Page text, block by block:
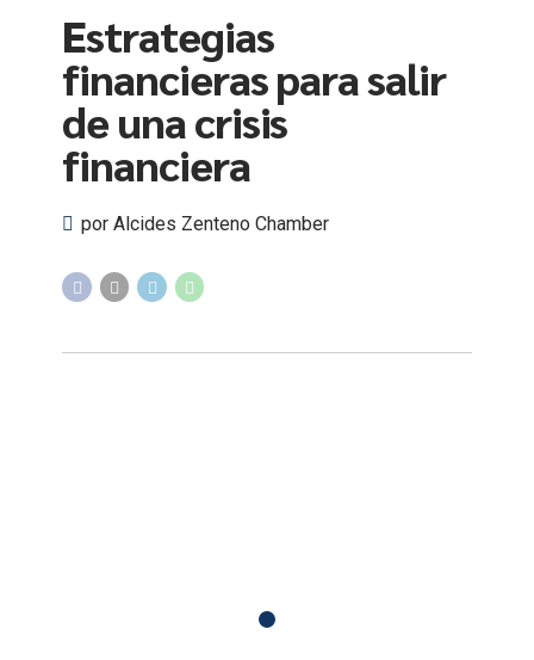
Estrategias
financieras para salir
de una crisis
financiera
por Alcides Zenteno Chamber